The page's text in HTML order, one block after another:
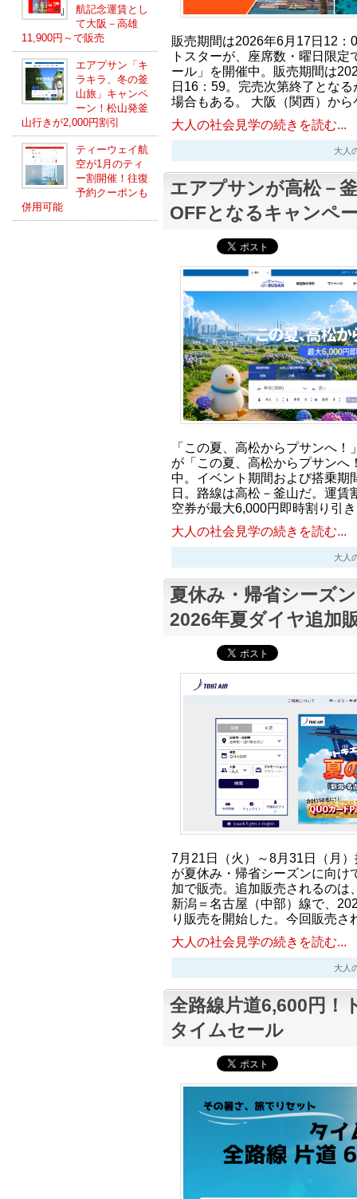
航記念運賃とし
て大阪－高雄
11,900円～で販売
エアプサン「キ
ラキラ、冬の釜
山旅」キャンペ
ーン！松山発釜
山行きが2,000円割引
ティーウェイ航
空が1月のティ
ー割開催！往復
予約クーポンも
併用可能
販売期間は2026年6月17日12：
トスターが、座席数・曜日限
ール」を開催中。販売期間は
日16：59。完売次第終了とな
場合もある。 大阪（関西）か
大人の社会見学の続きを読む...
大人
エアプサンが高松－
OFFとなるキャンペ
「この夏、高松からプサンへ
が「この夏、高松からプサンへ
中。イベント期間および搭乗期
日。路線は高松－釜山だ。運賃
空券が最大6,000円即時割り引
大人の社会見学の続きを読む...
大人
夏休み・帰省シーズ
2026年夏ダイヤ追加
7月21日（火）～8月31日（月
が夏休み・帰省シーズンに向け
加で販売。追加販売されるのは
新潟＝名古屋（中部）線で、
り販売を開始した。今回販売
大人の社会見学の続きを読む...
大人
全路線片道6,600円！
タイムセール